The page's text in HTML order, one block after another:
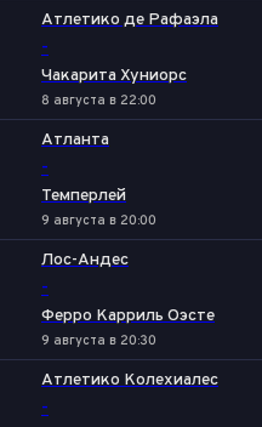
Атлетико де Рафаэла
-
Чакарита Хуниорс
8 августа в 22:00
Атланта
-
Темперлей
9 августа в 20:00
Лос-Андес
-
Ферро Карриль Оэсте
9 августа в 20:30
Атлетико Колехиалес
-